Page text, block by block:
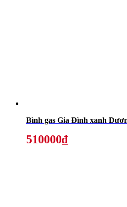
Bình gas Gia Đình xanh
510000₫